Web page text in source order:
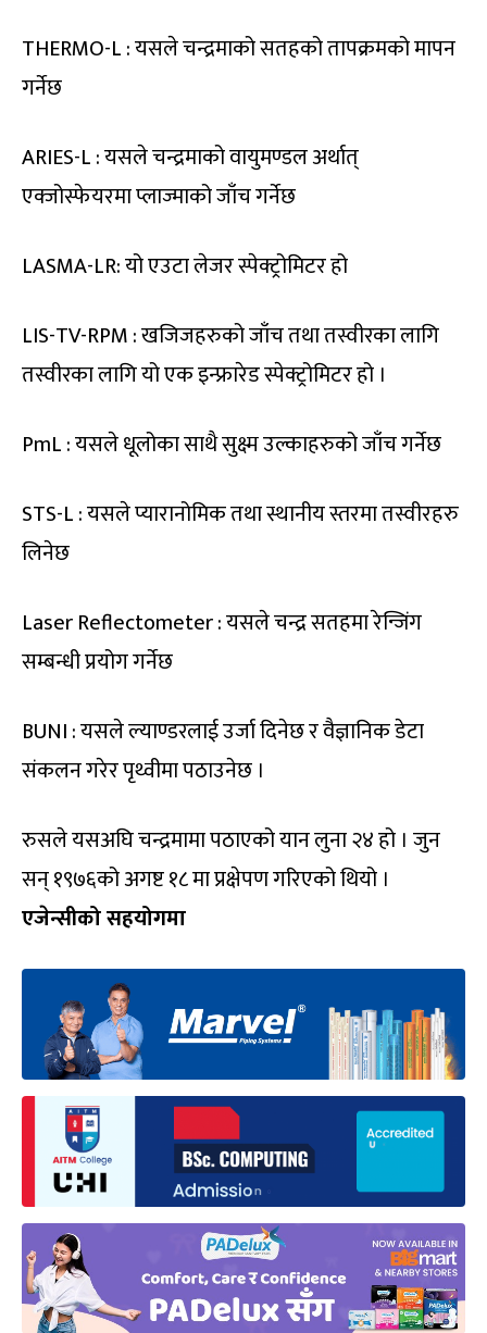
THERMO-L : यसले चन्द्रमाको सतहको तापक्रमको मापन
गर्नेछ
ARIES-L : यसले चन्द्रमाको वायुमण्डल अर्थात्
एक्जोस्फेयरमा प्लाज्माको जाँच गर्नेछ
LASMA-LR: यो एउटा लेजर स्पेक्ट्रोमिटर हो
LIS-TV-RPM : खजिजहरुको जाँच तथा तस्वीरका लागि
तस्वीरका लागि यो एक इन्फ्रारेड स्पेक्ट्रोमिटर हो ।
PmL : यसले धूलोका साथै सुक्ष्म उल्काहरुको जाँच गर्नेछ
STS-L : यसले प्यारानोमिक तथा स्थानीय स्तरमा तस्वीरहरु
लिनेछ
Laser Reflectometer : यसले चन्द्र सतहमा रेन्जिंग
सम्बन्धी प्रयोग गर्नेछ
BUNI : यसले ल्याण्डरलाई उर्जा दिनेछ र वैज्ञानिक डेटा
संकलन गरेर पृथ्वीमा पठाउनेछ ।
रुसले यसअघि चन्द्रमामा पठाएको यान लुना २४ हो । जुन
सन् १९७६को अगष्ट १८ मा प्रक्षेपण गरिएको थियो ।
एजेन्सीको सहयोगमा